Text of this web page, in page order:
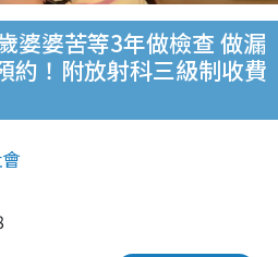
婆婆苦等3年做檢查 做漏
約！附放射科三級制收費